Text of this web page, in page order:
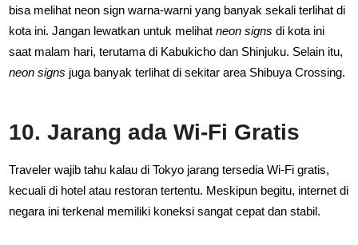
bisa melihat neon sign warna-warni yang banyak sekali terlihat di
kota ini. Jangan lewatkan untuk melihatneon signs di kota ini
saat malam hari, terutama di Kabukicho dan Shinjuku. Selain itu,
neon signs juga banyak terlihat di sekitar area Shibuya Crossing.
10. Jarang ada Wi-Fi Gratis
Traveler wajib tahu kalau di Tokyo jarang tersedia Wi-Fi gratis,
kecuali di hotel atau restoran tertentu. Meskipun begitu, internet di
negara ini terkenal memiliki koneksi sangat cepat dan stabil.